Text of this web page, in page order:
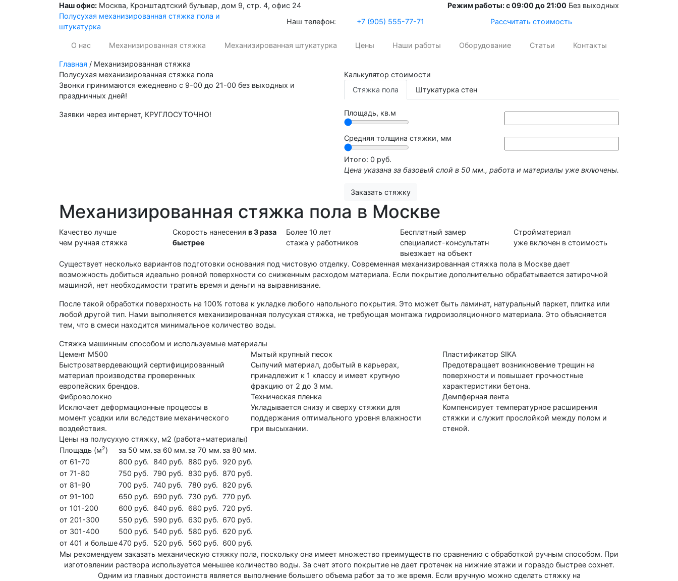
Наш офис: Москва, Кронштадтский бульвар, дом 9, стр. 4, офис 24 Режим работы: с 09:00 до 21:00 Без выходных
Полусухая механизированная стяжка пола и
штукатурка
Наш телефон: +7 (905) 555-77-71 Рассчитать стоимость
О нас Механизированная стяжка Механизированная штукатурка Цены Наши работы Оборудование Статьи Контакты
Главная / Механизированная стяжка
Полусухая механизированная стяжка пола
Звонки принимаются ежедневно с 9-00 до 21-00 без выходных и
праздничных дней!
Заявки через интернет, КРУГЛОСУТОЧНО!
Калькулятор стоимости
Стяжка пола
Штукатурка стен
Площадь, кв.м
Средняя толщина стяжки, мм
Итого: 0 руб.
Цена указана за базовый слой в 50 мм., работа и материалы уже включены.
Заказать стяжку
Механизированная стяжка пола в Москве
Качество лучше
чем ручная стяжка
Скорость нанесенияв 3 раза
быстрее
Более 10 лет
стажа у работников
Бесплатный замер
специалист-консультатн
выезжает на объект
Стройматериал
уже включен в стоимость
Существует несколько вариантов подготовки основания под чистовую отделку. Современная механизированная стяжка пола в Москве дает
возможность добиться идеально ровной поверхности со сниженным расходом материала. Если покрытие дополнительно обрабатывается затирочной
машиной, нет необходимости тратить время и деньги на выравнивание.
После такой обработки поверхность на 100% готова к укладке любого напольного покрытия. Это может быть ламинат, натуральный паркет, плитка или
любой другой тип. Нами выполняется механизированная полусухая стяжка, не требующая монтажа гидроизоляционного материала. Это объясняется
тем, что в смеси находится минимальное количество воды.
Стяжка машинным способом и используемые материалы
Цемент М500
Быстрозатвердевающий сертифицированный
материал производства проверенных
европейских брендов.
Мытый крупный песок
Сыпучий материал, добытый в карьерах,
принадлежит к 1 классу и имеет крупную
фракцию от 2 до 3 мм.
Пластификатор SIKA
Предотвращает возникновение трещин на
поверхности и повышает прочностные
характеристики бетона.
Фиброволокно
Исключает деформационные процессы в
момент усадки или вследствие механического
воздействия.
Техническая пленка
Укладывается снизу и сверху стяжки для
поддержания оптимального уровня влажности
при высыхании.
Демпферная лента
Компенсирует температурное расширения
стяжки и служит прослойкой между полом и
стеной.
Цены на полусухую стяжку, м2 (работа+материалы)
Площадь (м2) за 50 мм.за 60 мм.за 70 мм.за 80 мм.
от 61-70
800 руб. 840 руб. 880 руб. 920 руб.
от 71-80
750 руб. 790 руб. 830 руб. 870 руб.
от 81-90
700 руб. 740 руб. 780 руб.
820 руб.
от 91-100
650 руб. 690 руб. 730 руб. 770 руб.
от 101-200
600 руб. 640 руб. 680 руб. 720 руб.
от 201-300
550 руб. 590 руб. 630 руб. 670 руб.
от 301-400
500 руб. 540 руб. 580 руб. 620 руб.
от 401 и больше470 руб. 520 руб. 560 руб. 600 руб.
Мы рекомендуем заказать механическую стяжку пола, поскольку она имеет множество преимуществ по сравнению с обработкой ручным способом. При
изготовлении раствора используется меньшее количество воды. За счет этого покрытие не дает протечек на нижние этажи и гораздо быстрее сохнет.
Одним из главных достоинств является выполнение большего объема работ за то же время. Если вручную можно сделать стяжку на